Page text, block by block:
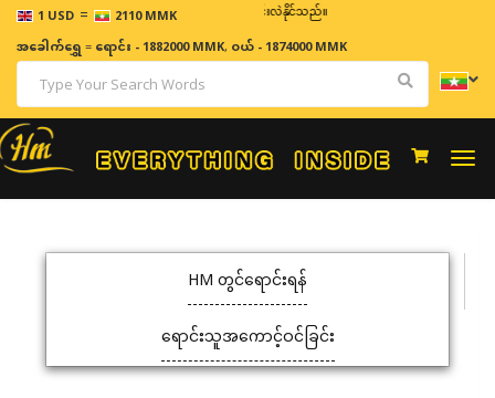
1 USD = 2110 MMK
ဈေးနှုန်းများသည် အချိန်နှင့် အမျှပြောင်းလဲနိုင်သည်။
အခေါက်ရွှေ=ရောင်း - 1882000 MMK, ဝယ် - 1874000 MMK
HM တွင်ရောင်းရန်
ရောင်းသူအကောင့်ဝင်ခြင်း